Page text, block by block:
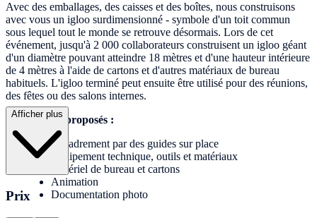
Avec des emballages, des caisses et des boîtes, nous construisons
avec vous un igloo surdimensionné - symbole d'un toit commun
sous lequel tout le monde se retrouve désormais. Lors de cet
événement, jusqu'à 2 000 collaborateurs construisent un igloo géant
d'un diamètre pouvant atteindre 18 mètres et d'une hauteur intérieure
de 4 mètres à l'aide de cartons et d'autres matériaux de bureau
habituels. L'igloo terminé peut ensuite être utilisé pour des réunions,
des fêtes ou des salons internes.
Les services proposés :
Encadrement par des guides sur place
Équipement technique, outils et matériaux
Matériel de bureau et cartons
Animation
Documentation photo
Afficher plus
Prix